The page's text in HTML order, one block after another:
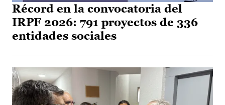
Récord en la convocatoria del
IRPF 2026: 791 proyectos de 336
entidades sociales